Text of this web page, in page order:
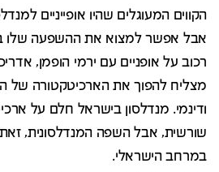
הקווים המעוגלים שהיו אופייניים
אבל אפשר למצוא את ההשפעה שלו
רכוב על אופניים עם ירמי הופמן,
מצליח להפוך את הארכיטקטורה של
ודינמי. מנדלסון בישראל חלם על
שורשית, אבל השפה המנדלסונית,
במרחב הישראלי.